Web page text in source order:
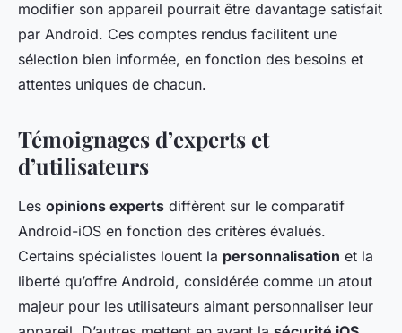
modifier son appareil pourrait être davantage satisfait
par Android. Ces comptes rendus facilitent une
sélection bien informée, en fonction des besoins et
attentes uniques de chacun.
Témoignages d’experts et
d’utilisateurs
Les opinions experts diffèrent sur le comparatif
Android-iOS en fonction des critères évalués.
Certains spécialistes louent la personnalisation et la
liberté qu’offre Android, considérée comme un atout
majeur pour les utilisateurs aimant personnaliser leur